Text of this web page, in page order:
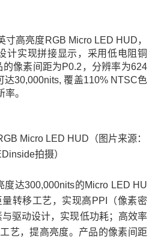
寸高亮度RGB Micro LED HUD，
计实现拼接显示，采用低电阻铜
像素间距为P0.2，分辨率为624
达30,000nits, 覆盖110% NTSC色
。
Micro LED HUD（图片来源：
拍摄）
度达300,000nits的Micro LED HU
转移工艺，实现高PPI（像素密
驱动设计，实现低功耗；高效率
艺，提高亮度。产品的像素间距